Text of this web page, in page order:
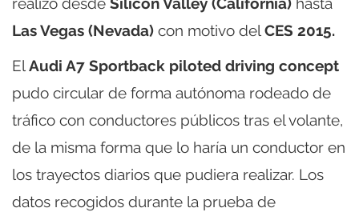
Las Vegas (Nevada) con motivo delCES 2015.
ElAudi A7 Sportback piloted driving concept
pudo circular de forma autónoma rodeado de
tráfico con conductores públicos tras el volante,
de la misma forma que lo haría un conductor en
los trayectos diarios que pudiera realizar. Los
datos recogidos durante la prueba de